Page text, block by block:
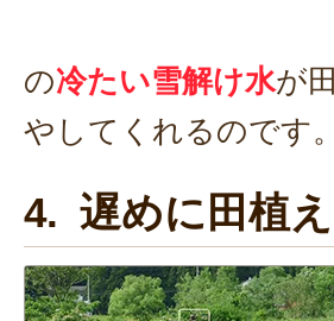
の冷たい雪解け水が
やしてくれるのです。
4. 遅めに田植